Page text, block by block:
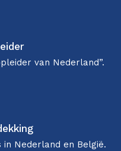
van Nederland”.
Nederland en België.